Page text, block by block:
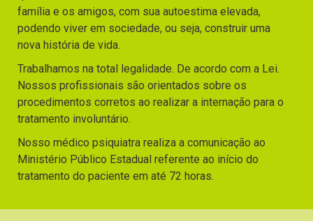
família e os amigos, com sua autoestima elevada,
podendo viver em sociedade, ou seja, construir uma
nova história de vida.
Trabalhamos na total legalidade. De acordo com a Lei.
Nossos profissionais são orientados sobre os
procedimentos corretos ao realizar a internação para o
tratamento involuntário.
Nosso médico psiquiatra realiza a comunicação ao
Ministério Público Estadual referente ao início do
tratamento do paciente em até 72 horas.